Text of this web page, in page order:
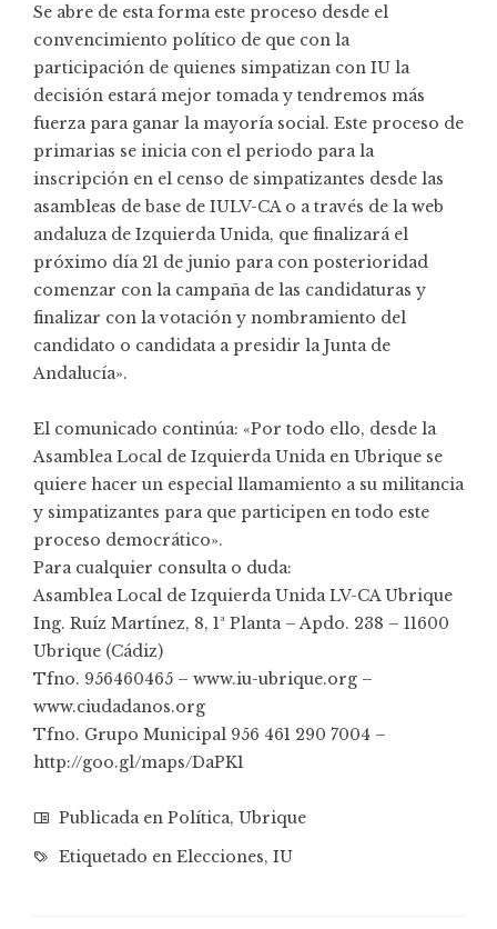
Se abre de esta forma este proceso desde el
convencimiento político de que con la
participación de quienes simpatizan con IU la
decisión estará mejor tomada y tendremos más
fuerza para ganar la mayoría social. Este proceso de
primarias se inicia con el periodo para la
inscripción en el censo de simpatizantes desde las
asambleas de base de IULV-CA o a través de laweb
andaluza de Izquierda Unida, que finalizará el
próximo día 21 de junio para con posterioridad
comenzar con la campaña de las candidaturas y
finalizar con la votación y nombramiento del
candidato o candidata a presidir la Junta de
Andalucía».
El comunicado continúa: «Por todo ello, desde la
Asamblea Local de Izquierda Unida en Ubrique se
quiere hacer un especial llamamiento a su militancia
y simpatizantes para que participen en todo este
proceso democrático».
Para cualquier consulta o duda:
Asamblea Local de Izquierda Unida LV-CA Ubrique
Ing. Ruíz Martínez, 8, 1ª Planta – Apdo. 238 – 11600
Ubrique (Cádiz)
Tfno. 956460465 – www.iu-ubrique.org –
www.ciudadanos.org
Tfno. Grupo Municipal 956 461 290 7004 –
http://goo.gl/maps/DaPK1
Publicada en Política, Ubrique
Etiquetado en Elecciones, IU